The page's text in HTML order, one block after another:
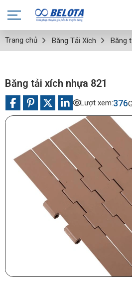
Trang chủ Băng Tải Xích Băng
Băng tải xích nhựa 821
Lượt xem:376